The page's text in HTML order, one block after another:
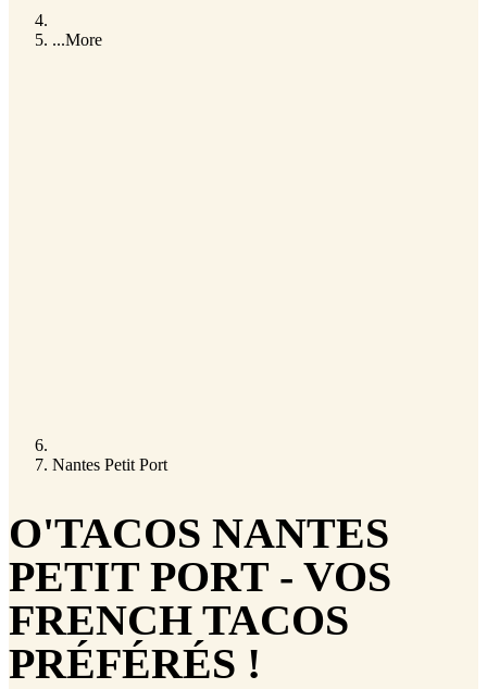
...More
Nantes Petit Port
O'TACOS NANTES
PETIT PORT - VOS
FRENCH TACOS
PRÉFÉRÉS !